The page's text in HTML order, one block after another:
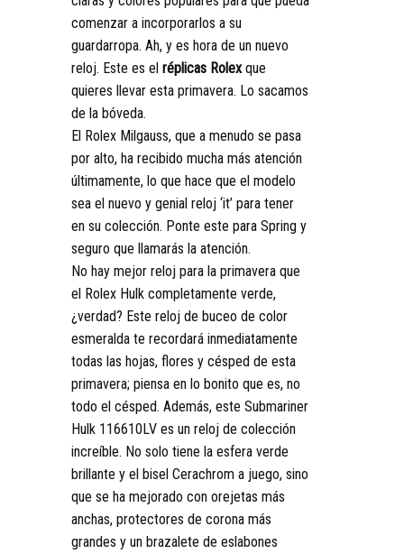
comenzar a incorporarlos a su
guardarropa. Ah, y es hora de un nuevo
reloj. Este es el réplicas Rolexque
quieres llevar esta primavera. Lo sacamos
de la bóveda.
El Rolex Milgauss, que a menudo se pasa
por alto, ha recibido mucha más atención
últimamente, lo que hace que el modelo
sea el nuevo y genial reloj ‘it’ para tener
en su colección. Ponte este para Spring y
seguro que llamarás la atención.
No hay mejor reloj para la primavera que
el Rolex Hulk completamente verde,
¿verdad? Este reloj de buceo de color
esmeralda te recordará inmediatamente
todas las hojas, flores y césped de esta
primavera; piensa en lo bonito que es, no
todo el césped. Además, este Submariner
Hulk 116610LV es un reloj de colección
increíble. No solo tiene la esfera verde
brillante y el bisel Cerachrom a juego, sino
que se ha mejorado con orejetas más
anchas, protectores de corona más
grandes y un brazalete de eslabones